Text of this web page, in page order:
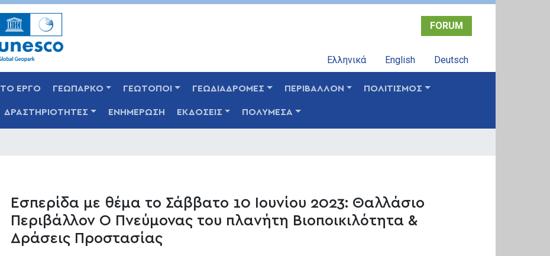
Παράκαμψη
FORUM
Ελληνικά English Deutsch
ΤΟ ΕΡΓΟ ΓΕΩΠΑΡΚΟ ΓΕΩΤΟΠΟΙ ΓΕΩΔΙΑΔΡΟΜΕΣ ΠΕΡΙΒΑΛΛΟΝ ΠΟΛΙΤΙΣΜΟΣ
ΔΡΑΣΤΗΡΙΟΤΗΤΕΣ ΕΝΗΜΕΡΩΣΗ ΕΚΔΟΣΕΙΣ ΠΟΛΥΜΕΣΑ
Εσπερίδα με θέμα το Σάββατο 10 Ιουνίου 2023: Θαλλάσιο
Περιβάλλον Ο Πνεύμονας του πλανήτη Βιοποικιλότητα &
Δράσεις Προστασίας